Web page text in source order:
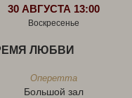
30 АВГУСТА 13:00
Воскресенье
ЛЮБВИ
Оперетта
Большой зал